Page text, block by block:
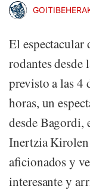
El espectacular
rodantes desde
previsto a las 4
horas, un
desde Bagordi,
Inertzia
aficionados y
interesante y